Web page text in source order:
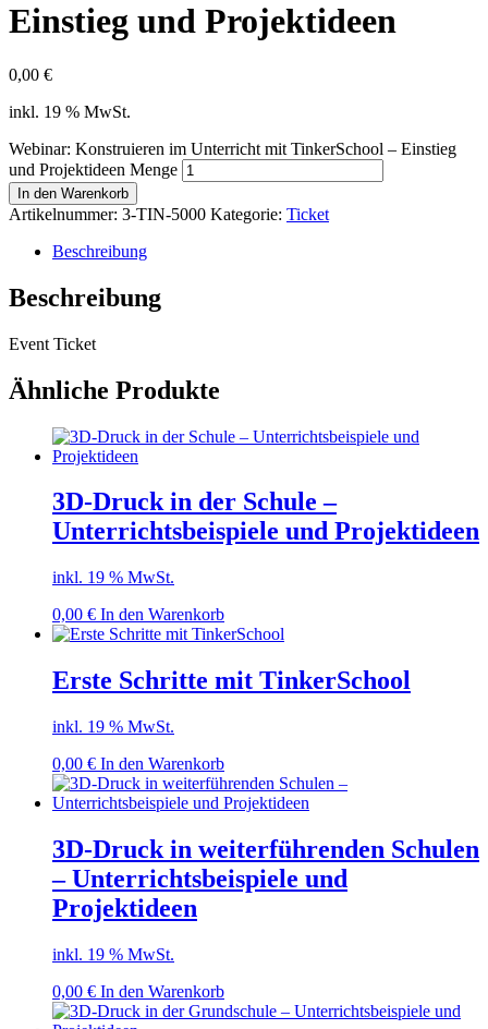
Einstieg und Projektideen
0,00 €
inkl. 19 % MwSt.
Webinar: Konstruieren im Unterricht mit TinkerSchool – Einstieg
und Projektideen Menge
In den Warenkorb
Artikelnummer: 3-TIN-5000 Kategorie: Ticket
Beschreibung
Beschreibung
Event Ticket
Ähnliche Produkte
3D-Druck in der Schule –
Unterrichtsbeispiele und Projektideen
inkl. 19 % MwSt.
0,00 € In den Warenkorb
Erste Schritte mit TinkerSchool
inkl. 19 % MwSt.
0,00 € In den Warenkorb
3D-Druck in weiterführenden Schulen
– Unterrichtsbeispiele und
Projektideen
inkl. 19 % MwSt.
0,00 € In den Warenkorb